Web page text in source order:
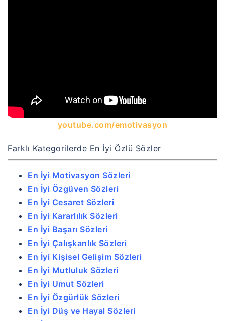
youtube.com/emotivasyon
Farklı Kategorilerde En İyi Özlü Sözler
En İyi Motivasyon Sözleri
En İyi Özgüven Sözleri
En İyi Cesaret Sözleri
En İyi Kararlılık Sözleri
En İyi Başarı Sözleri
En İyi Çalışkanlık Sözleri
En İyi Kişisel Gelişim Sözleri
En İyi Mutluluk Sözleri
En İyi Umut Sözleri
En İyi Özgürlük Sözleri
En İyi Düş ve Hayal Sözleri